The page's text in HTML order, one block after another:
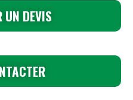
UN DEVIS